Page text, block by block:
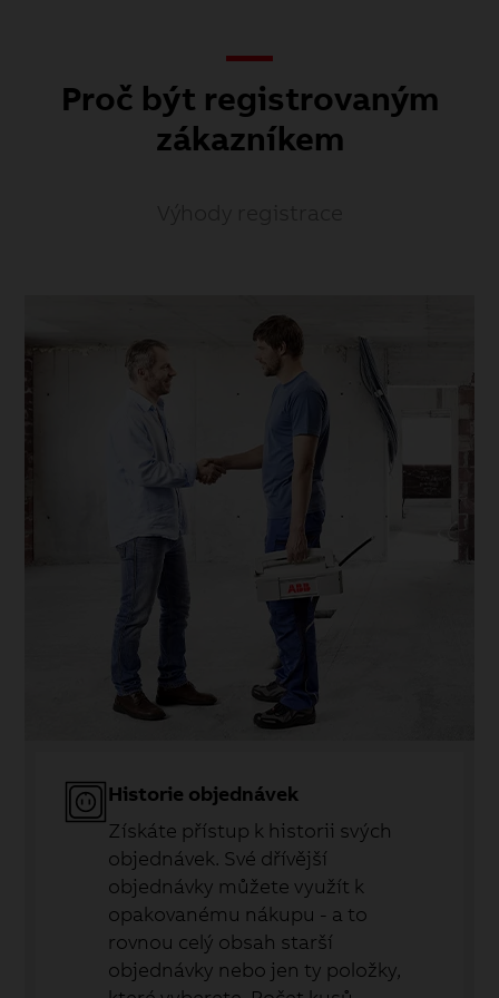
Proč být registrovaným
zákazníkem
Historie objednávek
Získáte přístup k historii svých
objednávek. Své dřívější
objednávky můžete využít k
opakovanému nákupu - a to
rovnou celý obsah starší
objednávky nebo jen ty položky,